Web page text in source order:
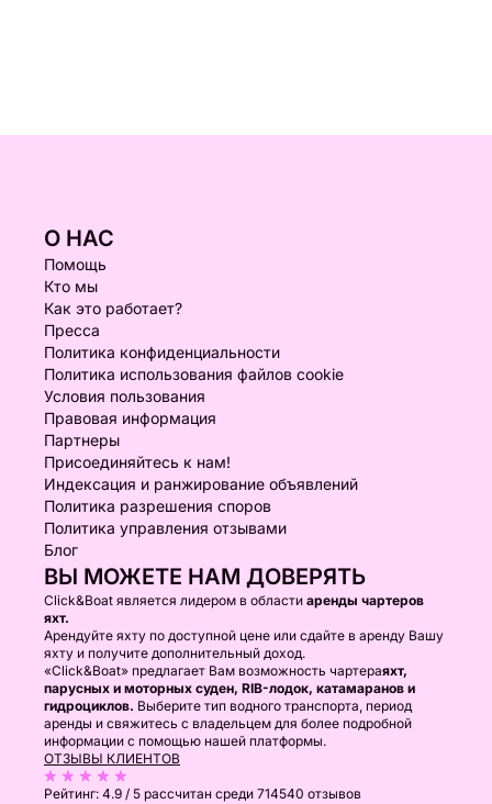
О НАС
Помощь
Кто мы
Как это работает?
Пресса
Политика конфиденциальности
Политика использования файлов cookie
Условия пользования
Правовая информация
Партнеры
Присоединяйтесь к нам!
Индексация и ранжирование объявлений
Политика разрешения споров
Политика управления отзывами
Блог
ВЫ МОЖЕТЕ НАМ ДОВЕРЯТЬ
Click&Boat является лидером в области аренды чартеров
яхт.
Арендуйте яхту по доступной цене или сдайте в аренду Вашу
яхту и получите дополнительный доход.
«Click&Boat» предлагает Вам возможность чартераяхт,
парусных и моторных суден, RIB-лодок, катамаранов и
гидроциклов. Выберите тип водного транспорта, период
аренды и свяжитесь с владельцем для более подробной
информации с помощью нашей платформы.
ОТЗЫВЫ КЛИЕНТОВ
Рейтинг: 4.9 / 5 рассчитан среди 714540 отзывов